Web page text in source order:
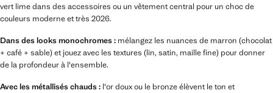
vert lime dans des accessoires ou un vêtement central pour un choc de
couleurs moderne et très 2026.
Dans des looks monochromes : mélangez les nuances de marron (chocolat
+ café + sable) et jouez avec les textures (lin, satin, maille fine) pour donner
de la profondeur à l'ensemble.
Avec les métallisés chauds : l'or doux ou le bronze élèvent le ton et